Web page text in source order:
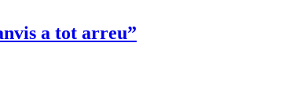
a tot arreu”